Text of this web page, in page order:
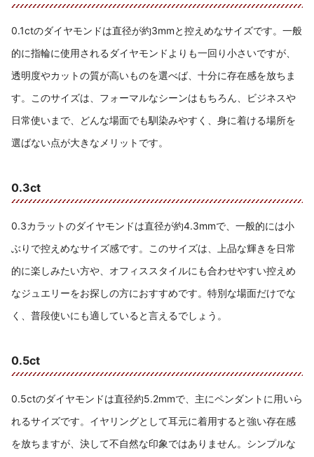
0.1ctのダイヤモンドは直径が約3mmと控えめなサイズです。一般
的に指輪に使用されるダイヤモンドよりも一回り小さいですが、
透明度やカットの質が高いものを選べば、十分に存在感を放ちま
す。このサイズは、フォーマルなシーンはもちろん、ビジネスや
日常使いまで、どんな場面でも馴染みやすく、身に着ける場所を
選ばない点が大きなメリットです。
0.3ct
0.3カラットのダイヤモンドは直径が約4.3mmで、一般的には小
ぶりで控えめなサイズ感です。このサイズは、上品な輝きを日常
的に楽しみたい方や、オフィススタイルにも合わせやすい控えめ
なジュエリーをお探しの方におすすめです。特別な場面だけでな
く、普段使いにも適していると言えるでしょう。
0.5ct
0.5ctのダイヤモンドは直径約5.2mmで、主にペンダントに用いら
れるサイズです。イヤリングとして耳元に着用すると強い存在感
を放ちますが、決して不自然な印象ではありません。シンプルな